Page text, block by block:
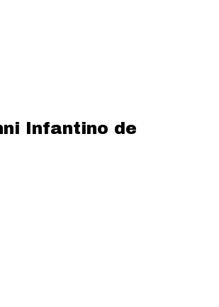
Infantino de